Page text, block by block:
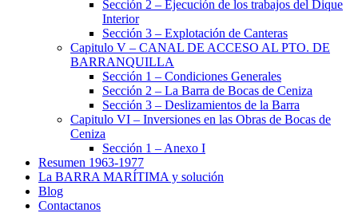
Sección 2 – Ejecución de los trabajos del Dique
Interior
Sección 3 – Explotación de Canteras
Capitulo V – CANAL DE ACCESO AL PTO. DE
BARRANQUILLA
Sección 1 – Condiciones Generales
Sección 2 – La Barra de Bocas de Ceniza
Sección 3 – Deslizamientos de la Barra
Capitulo VI – Inversiones en las Obras de Bocas de
Ceniza
Sección 1 – Anexo I
Resumen 1963-1977
La BARRA MARÍTIMA y solución
Blog
Contactanos